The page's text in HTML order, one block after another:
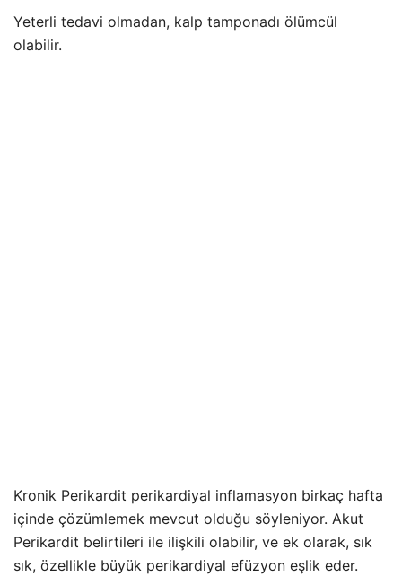
Yeterli tedavi olmadan, kalp tamponadı ölümcül
olabilir.
Kronik Perikardit perikardiyal inflamasyon birkaç hafta
içinde çözümlemek mevcut olduğu söyleniyor. Akut
Perikardit belirtileri ile ilişkili olabilir, ve ek olarak, sık
sık, özellikle büyük perikardiyal efüzyon eşlik eder.